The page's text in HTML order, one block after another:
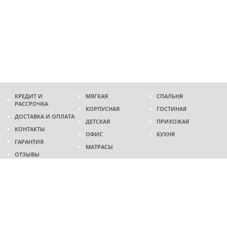
КРЕДИТ И
РАССРОЧКА
ДОСТАВКА И ОПЛАТА
КОНТАКТЫ
ГАРАНТИЯ
ОТЗЫВЫ
МЯГКАЯ
КОРПУСНАЯ
ДЕТСКАЯ
ОФИС
МАТРАСЫ
СПАЛЬНЯ
ГОСТИНАЯ
ПРИХОЖАЯ
КУХНЯ